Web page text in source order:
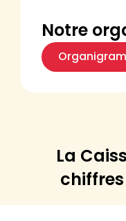
Notre
La
chiffres